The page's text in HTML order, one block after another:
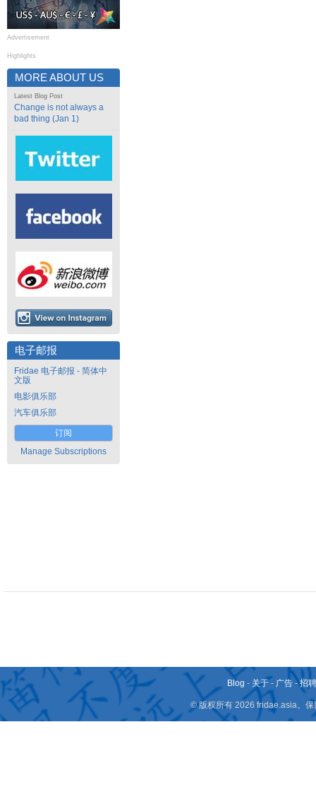
Advertisement
Highlights
MORE ABOUT US
Latest Blog Post
Change is not always a
bad thing (Jan 1)
电子邮报
Fridae 电子邮报 - 简体中
文版
电影俱乐部
汽车俱乐部
订阅
Manage Subscriptions
Blog - 关于 - 广告 -招
© 版权所有 2026 fridae.asia。